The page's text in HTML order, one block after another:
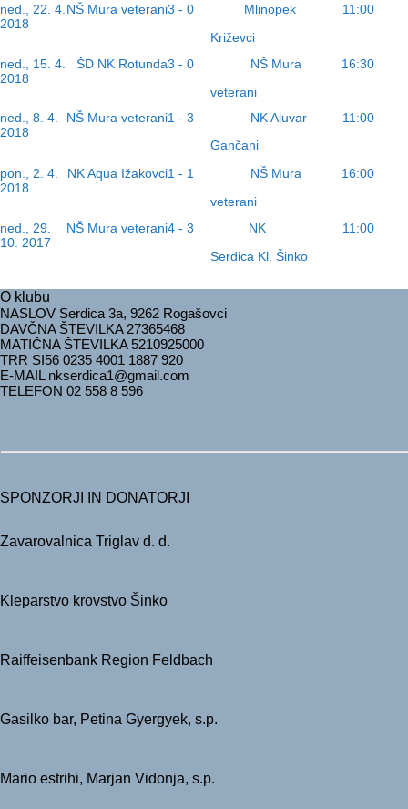
ned., 22. 4.
2018
NŠ Mura veterani3 - 0
Mlinopek
Križevci
11:00
ned., 15. 4.
2018
ŠD NK Rotunda3 - 0
NŠ Mura
veterani
16:30
ned., 8. 4.
2018
NŠ Mura veterani1 - 3
NK Aluvar
Gančani
11:00
pon., 2. 4.
2018
NK Aqua Ižakovci1 - 1
NŠ Mura
veterani
16:00
ned., 29.
10. 2017
NŠ Mura veterani4 - 3
NK
Serdica Kl. Šinko
11:00
O klubu
NASLOV Serdica 3a, 9262 Rogašovci
DAVČNA ŠTEVILKA 27365468
MATIČNA ŠTEVILKA 5210925000
TRR SI56 0235 4001 1887 920
E-MAIL nkserdica1@gmail.com
TELEFON 02 558 8 596
SPONZORJI IN DONATORJI
Zavarovalnica Triglav d. d.
Kleparstvo krovstvo Šinko
Raiffeisenbank Region Feldbach
Gasilko bar, Petina Gyergyek, s.p.
Mario estrihi, Marjan Vidonja, s.p.